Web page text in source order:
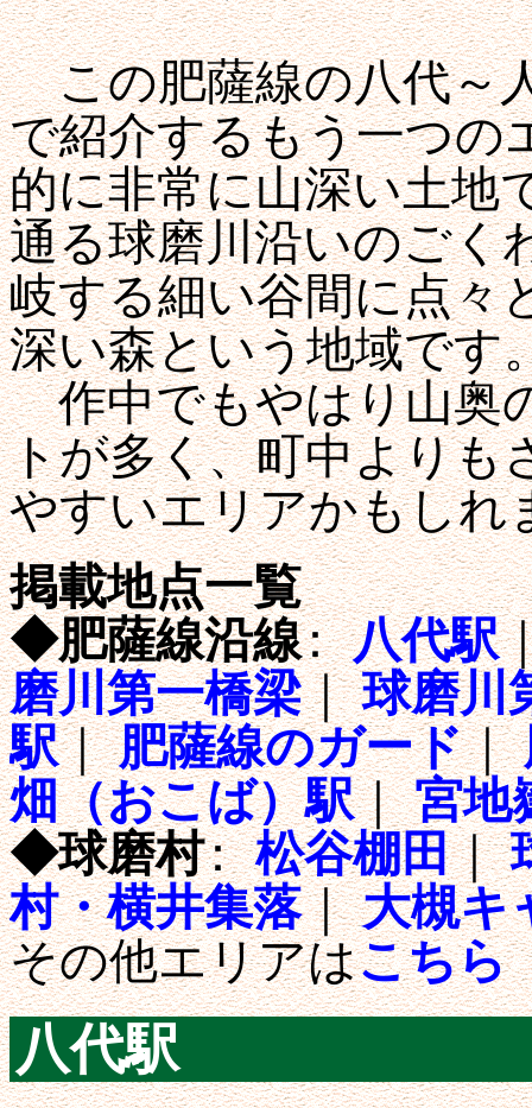
この肥薩線の八代～
で紹介するもう一つの
的に非常に山深い土地
通る球磨川沿いのごく
岐する細い谷間に点々
深い森という地域です
作中でもやはり山奥
トが多く、町中よりも
やすいエリアかもしれ
掲載地点一覧
◆肥薩線沿線：八代駅
磨川第一橋梁｜球磨川
駅｜肥薩線のガード｜
畑（おこば）駅｜宮地
◆球磨村：松谷棚田｜
村・横井集落｜大槻キ
その他エリアはこちら
八代駅